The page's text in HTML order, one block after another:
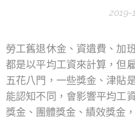
2019-
勞工舊退休金、資遺費、加
都是以平均工資來計算，但
五花八門，一些獎金、津貼
能認知不同，會影響平均工
獎金、團體獎金、績效獎金